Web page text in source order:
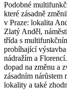
Podobné
které zásadně
v Praze: lokalita
Zlatý Anděl,
třída s
probíhající
nádražím a
dopad na změnu a
zásadním
lokality a také